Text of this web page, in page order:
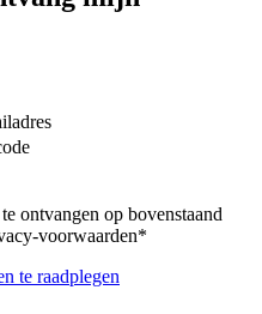
ontvangen op bovenstaand
voorwaarden*
te raadplegen